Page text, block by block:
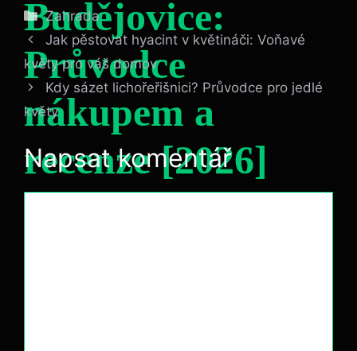
Budějovice:
Průvodce
nákupem a
recenze [2026]
Rubriky
Zahrada
Jak pěstovat hyacint v květináči: Voňavé
květy pro váš domov
Kdy sázet lichořeřišnici? Průvodce pro jedlé
květy
Napsat komentář